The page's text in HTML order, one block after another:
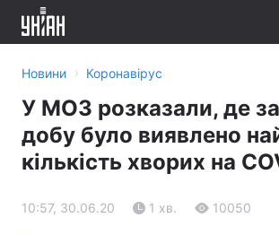
Новини › Коронавірус
У МОЗ розказали, де
добу було виявлено
кількість хворих на
10:57, 30.06.20 1 хв. 10050